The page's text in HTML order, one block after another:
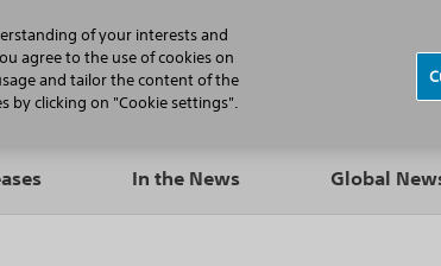
Professionals Patients Products
In the News Global
of your interests and
agree to the use of cookies on
and tailor the content of the
by clicking on "Cookie settings".